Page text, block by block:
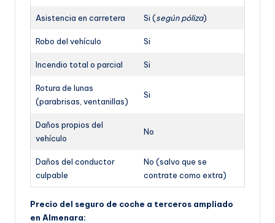
Asistencia en carretera Si (según póliza)
Robo del vehículo Si
Incendio total o parcial Si
Rotura de lunas
(parabrisas, ventanillas)
Si
Daños propios del
vehículo
No
Daños del conductor
culpable
No (salvo que se
contrate como extra)
Precio del seguro de coche a terceros ampliado
en Almenara: